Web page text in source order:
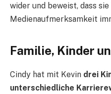
wider und beweist, dass sie
Medienaufmerksamkeit
Familie, Kinder
Cindy hat mit Kevin drei
unterschiedliche